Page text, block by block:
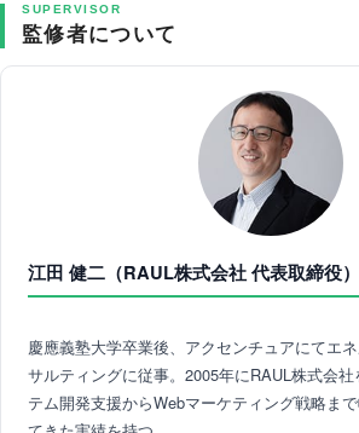
SUPERVISOR
監修者について
江田 健二（RAUL株式会社 代表取締役）
慶應義塾大学卒業後、アクセンチュアにてエ
サルティングに従事。2005年にRAUL株式会
テム開発支援からWebマーケティング戦略ま